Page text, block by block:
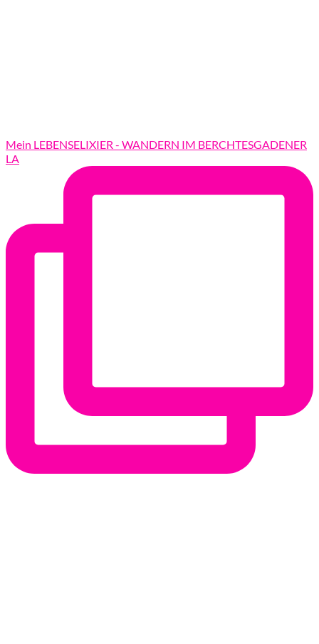
Mein LEBENSELIXIER - WANDERN IM BERCHTESGADENER
LA